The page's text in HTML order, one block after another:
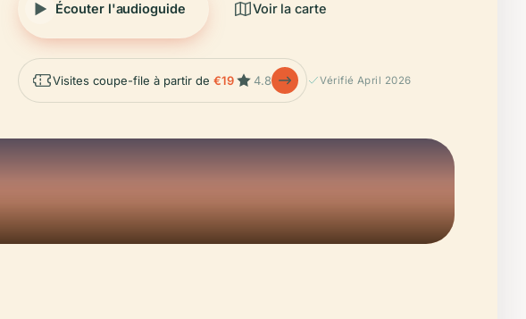
Écouter l'audioguide Voir la carte
Visites coupe-file à partir de€19 4.8 Vérifié April 2026